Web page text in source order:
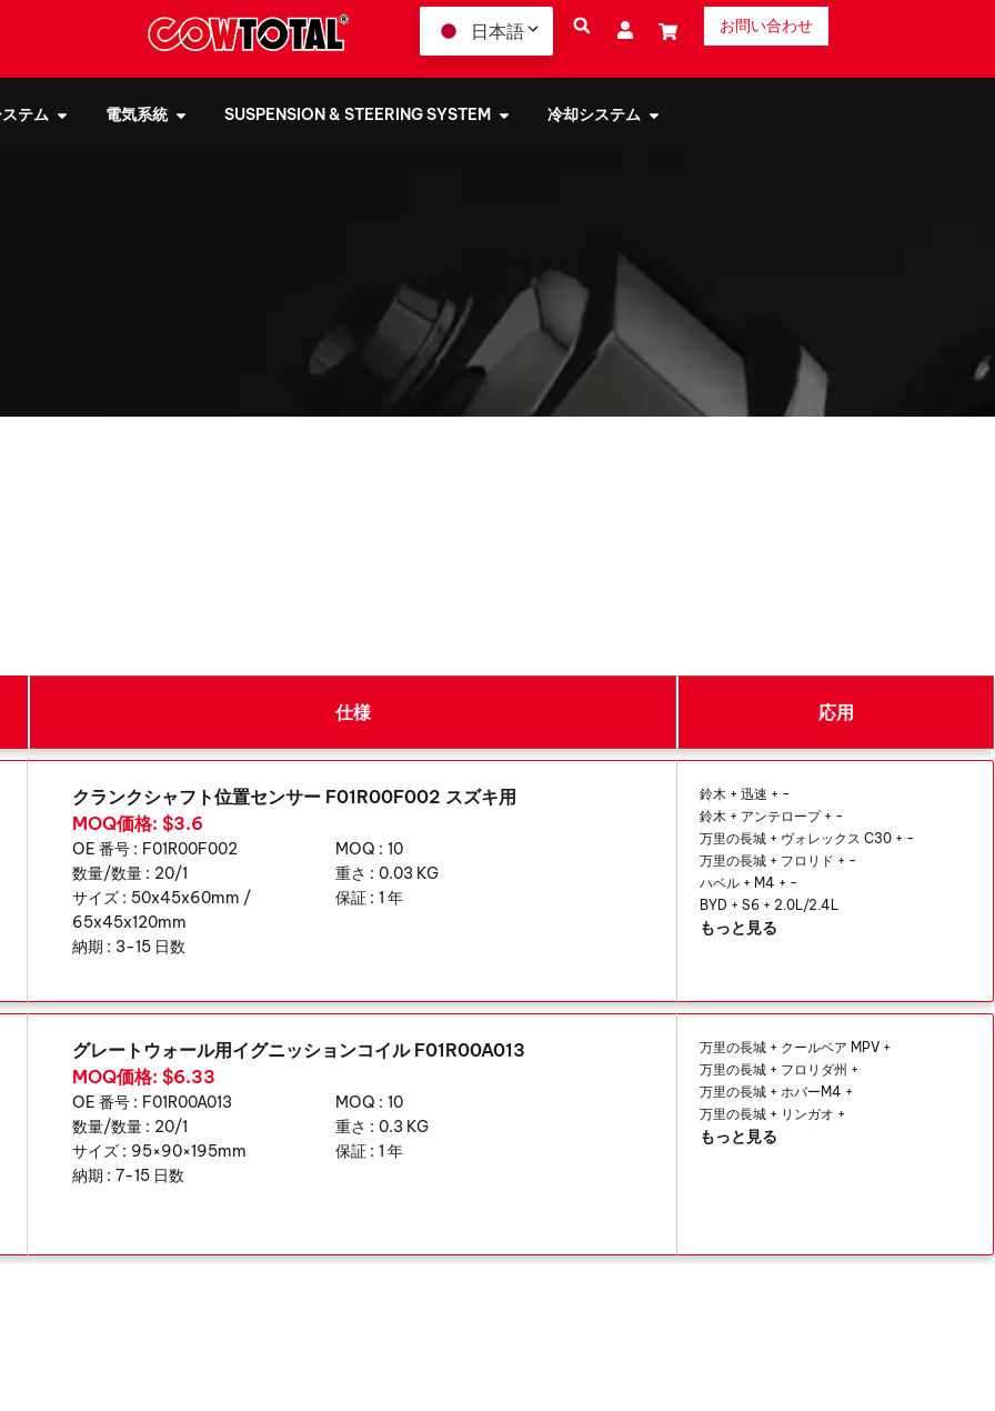
日本語 お問い合わせ
テム 電気系統 SUSPENSION & STEERING SYSTEM 冷却システム
仕様 応用
クランクシャフト位置センサー F01R00F002 スズキ用
MOQ価格: $3.6
OE 番号 : F01R00F002 MOQ : 10
数量/数量 : 20/1 重さ : 0.03 KG
サイズ : 50x45x60mm /
65x45x120mm
保証 : 1 年
納期 : 3-15 日数
鈴木 + 迅速 + -
鈴木 + アンテロープ + -
万里の長城 + ヴォレックス C30 + -
万里の長城 + フロリド + -
ハベル + M4 + -
BYD + S6 + 2.0L/2.4L
もっと見る
グレートウォール用イグニッションコイル F01R00A013
MOQ価格: $6.33
OE 番号 : F01R00A013 MOQ : 10
数量/数量 : 20/1 重さ : 0.3 KG
サイズ : 95×90×195mm 保証 : 1 年
納期 : 7-15 日数
万里の長城 + クールベア MPV +
万里の長城 + フロリダ州 +
万里の長城 + ホバーM4 +
万里の長城 + リンガオ +
もっと見る